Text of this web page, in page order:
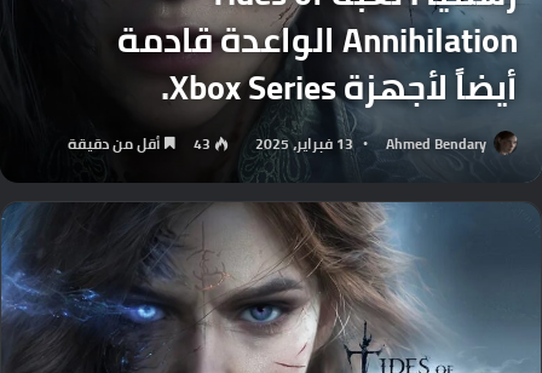
Annihilation الواعدة قادمة
أيضاً لأجهزة Xbox Series.
Ahmed Bendary 13 فبراير، 2025 43 أقل من دقيقة